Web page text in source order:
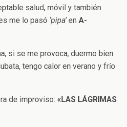
salud, móvil y también
me lo pasó ‘pipa’en A-
si se me provoca, duermo bien
tengo calor en verano y frío
de improviso: «LAS LÁGRIMAS